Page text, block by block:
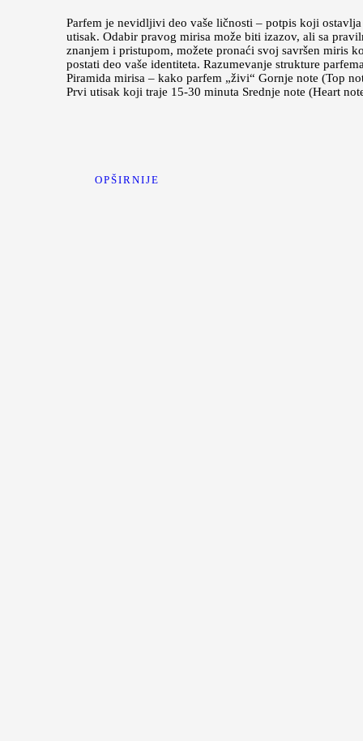
Parfem je nevidljivi deo vaše ličnosti – potpis koji
utisak. Odabir pravog mirisa može biti izazov, ali sa
znanjem i pristupom, možete pronaći svoj savršen miris
postati deo vaše identiteta. Razumevanje strukture
Piramida mirisa – kako parfem „živi“ Gornje note (Top
Prvi utisak koji traje 15-30 minuta Srednje note (Heart
OPŠIRNIJE